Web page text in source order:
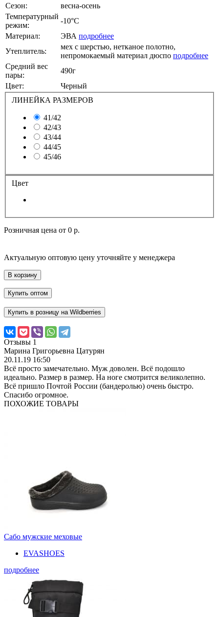
Сезон:
весна-осень
Температурный
режим:
-10°C
Материал:
ЭВА подробнее
Утеплитель:
мех с шерстью, нетканое полотно,
непромокаемый материал дюспо подробнее
Средний вес
пары:
490г
Цвет:
Черный
ЛИНЕЙКА РАЗМЕРОВ
41/42
42/43
43/44
44/45
45/46
Цвет
Розничная цена от 0 р.
Актуальную оптовую цену уточняйте у менеджера
В корзину
Купить оптом
Купить в розницу на Wildberries
Отзывы 1
Марина Григорьевна Цатурян
20.11.19 16:50
Всё просто замечательно. Муж доволен. Всё подошло
идеально. Размер в размер. На ноге смотрится великолепно.
Всё пришло Почтой России (бандеролью) очень быстро.
Спасибо огромное.
ПОХОЖИЕ ТОВАРЫ
Сабо мужские меховые
EVASHOES
подробнее